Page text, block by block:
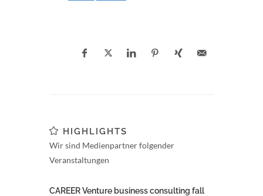
HIGHLIGHTS
Wir sind Medienpartner folgender
Veranstaltungen
CAREER Venture business consulting fall